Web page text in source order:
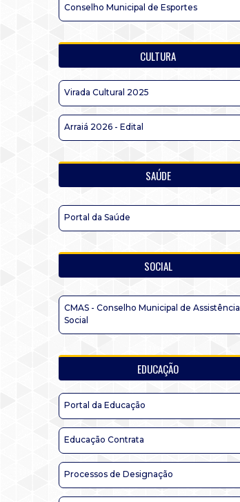
Conselho Municipal de Esportes
CULTURA
Virada Cultural 2025
Arraiá 2026 - Edital
SAÚDE
Portal da Saúde
SOCIAL
CMAS - Conselho Municipal de Assistência
Social
EDUCAÇÃO
Portal da Educação
Educação Contrata
Processos de Designação